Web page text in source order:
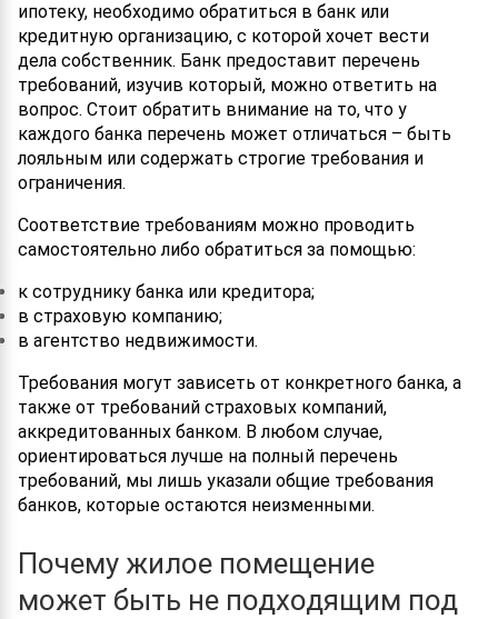
ипотеку, необходимо обратиться в банк или
кредитную организацию, с которой хочет вести
дела собственник. Банк предоставит перечень
требований, изучив который, можно ответить на
вопрос. Стоит обратить внимание на то, что у
каждого банка перечень может отличаться – быть
лояльным или содержать строгие требования и
ограничения.
Соответствие требованиям можно проводить
самостоятельно либо обратиться за помощью:
к сотруднику банка или кредитора;
в страховую компанию;
в агентство недвижимости.
Требования могут зависеть от конкретного банка, а
также от требований страховых компаний,
аккредитованных банком. В любом случае,
ориентироваться лучше на полный перечень
требований, мы лишь указали общие требования
банков, которые остаются неизменными.
Почему жилое помещение
может быть не подходящим под